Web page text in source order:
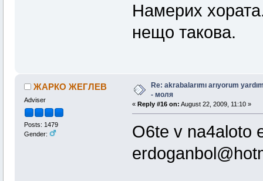
Намерих
нещо такова.
ЖАРКО ЖЕГЛЕВ
Adviser
Posts: 1479
Gender:
Re: akrabalarımı arıyorum
- моля
« Reply #16 on: August 22, 2009, 11:10 »
O6te v na4aloto